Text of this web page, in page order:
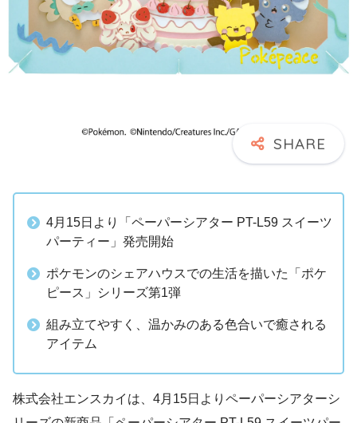
4月15日より「ペーパーシアター PT-L59 スイーツ
パーティー」発売開始
ポケモンのシェアハウスでの生活を描いた「ポケ
ピース」シリーズ第1弾
組み立てやすく、温かみのある色合いで癒される
アイテム
株式会社エンスカイは、4月15日よりペーパーシアターシ